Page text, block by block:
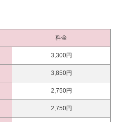
料金
3,300円
3,850円
2,750円
2,750円